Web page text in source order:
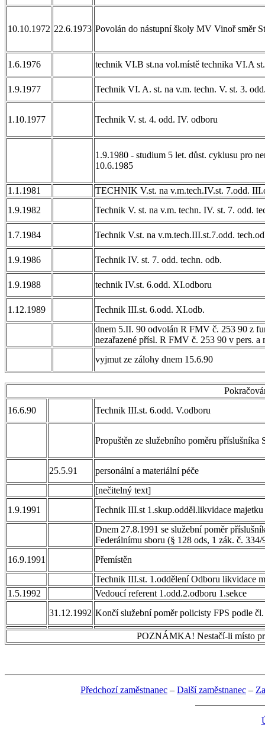
10.10.1972 22.6.1973 Povolán do nástupní školy MV Vinoř směr
1.6.1976 technik VI.B st.na vol.místě technika VI.A
1.9.1977 Technik VI. A. st. na v.m. techn. V. st. 3.
1.10.1977 Technik V. st. 4. odd. IV. odboru
1.9.1980 - studium 5 let. důst. cyklusu pro
10.6.1985
1.1.1981
TECHNIK V.st. na v.m.tech.IV.st. 7.odd.
1.9.1982
Technik V. st. na v.m. techn. IV. st. 7. odd.
1.7.1984 Technik V.st. na v.m.tech.III.st.7.odd.
1.9.1986 Technik IV. st. 7. odd. techn. odb.
1.9.1988 technik IV.st. 6.odd. XI.odboru
1.12.1989
Technik III.st. 6.odd. XI.odb.
dnem 5.II. 90 odvolán R FMV č. 253 90 z
nezařazené přísl. R FMV č. 253 90 v pers.
vyjmut ze zálohy dnem 15.6.90
16.6.90
Technik III.st. 6.odd. V.odboru
Propuštěn ze služebního poměru
25.5.91
personální a materiální péče
[nečitelný text]
1.9.1991
Technik III.st 1.skup.odděl.likvidace majetku
Dnem 27.8.1991 se služební poměr
Federálnímu sboru (§ 128 ods, 1 zák. č. 334/
16.9.1991
Přemístěn
Technik III.st. 1.oddělení Odboru likvidace
1.5.1992
Vedoucí referent 1.odd.2.odboru 1.sekce
31.12.1992 Končí služební poměr policisty FPS podle
POZNÁMKA! Nestačí-li místo
Předchozí zaměstnanec – Další zaměstnanec –